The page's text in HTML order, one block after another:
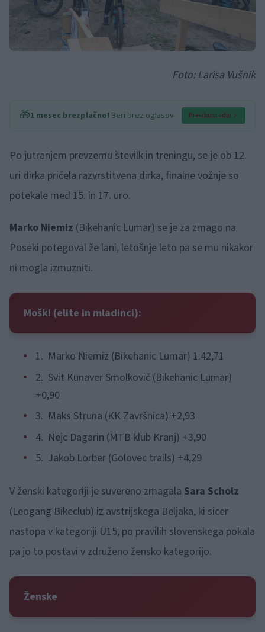
Foto: Larisa Vušnik
🎁1 mesec brezplačno! Beri brez oglasov Preizkusi zdaj
Po jutranjem prevzemu številk in treningu, se je ob 12.
uri dirka pričela razvrstitvena dirka, finalne vožnje so
potekale med 15. in 17. uro.
Marko Niemiz (Bikehanic Lumar) se je za zmago na
Poseki potegoval že lani, letošnje leto pa se mu nikakor
ni mogla izmuzniti.
Moški (elite in mladinci):
1. Marko Niemiz (Bikehanic Lumar) 1:42,71
2. Svit Kunaver Smolkovič (Bikehanic Lumar)
+0,90
3. Maks Struna (KK Završnica) +2,93
4. Nejc Dagarin (MTB klub Kranj) +3,90
5. Jakob Lorber (Golovec trails) +4,29
V ženski kategoriji je suvereno zmagala Sara Scholz
(Leogang Bikeclub) iz avstrijskega Beljaka, ki sicer
nastopa v kategoriji U15, po pravilih slovenskega pokala
pa jo to postavi v združeno žensko kategorijo.
Ženske